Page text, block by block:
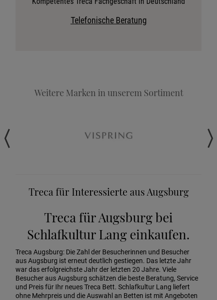
Telefonische Beratung
Weitere Marken in unserem Sortiment
Treca für Interessierte aus Augsburg
Treca für Augsburg bei
Schlafkultur Lang einkaufen.
Treca Augsburg: Die Zahl der Besucherinnen und Besucher
aus Augsburg ist erneut deutlich gestiegen. Das letzte Jahr
war das erfolgreichste Jahr der letzten 20 Jahre. Viele
Besucher aus Augsburg schätzen die beste Beratung, Service
und Preis für Ihr neues Treca Bett. Schlafkultur Lang liefert
ohne Mehrpreis und die Auswahl an Betten ist mit Angeboten